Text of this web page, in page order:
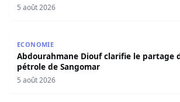
5 août 2026
ECONOMIE
Abdourahmane Diouf clarifie le partage
pétrole de Sangomar
5 août 2026